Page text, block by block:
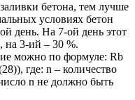
бетона, тем лучше
условиях бетон
день. На 7-ой день этот
на 3-ий – 30 %.
можно по формуле: Rb
где: n – количество
n не должно быть